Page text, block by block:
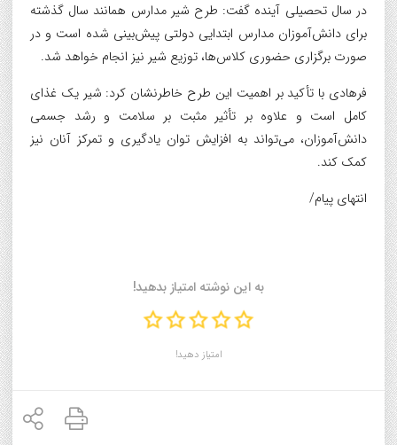
در سال تحصیلی آینده گفت: طرح شیر مدارس همانند سال گذشته
برای دانش‌آموزان مدارس ابتدایی دولتی پیش‌بینی شده است و در
صورت برگزاری حضوری کلاس‌ها، توزیع شیر نیز انجام خواهد شد.
فرهادی با تأکید بر اهمیت این طرح خاطرنشان کرد: شیر یک غذای
کامل است و علاوه بر تأثیر مثبت بر سلامت و رشد جسمی
دانش‌آموزان، می‌تواند به افزایش توان یادگیری و تمرکز آنان نیز
کمک کند.
انتهای پیام/
به این نوشته امتیاز بدهید!
امتیاز دهید!